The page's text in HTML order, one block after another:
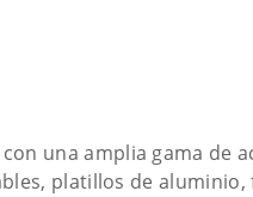
con una amplia gama
platillos de